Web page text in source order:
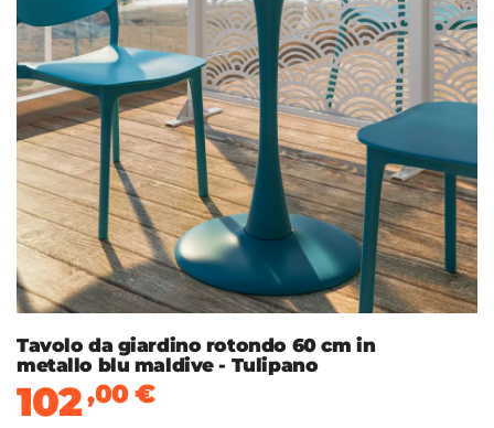
Tavolo da giardino rotondo 60 cm in
metallo blu maldive - Tulipano
102,00€